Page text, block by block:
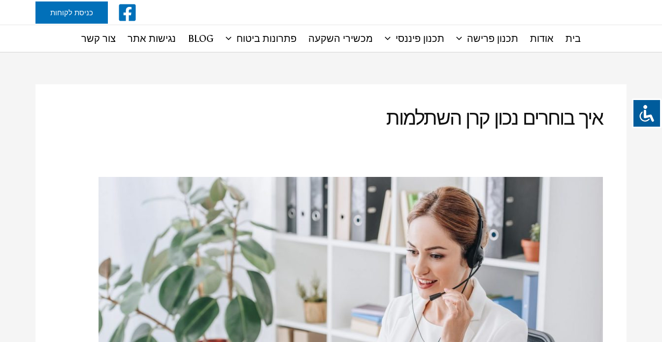
כניסת לקוחות
בית אודות תכנון פרישה תכנון פיננסי מכשירי השקעה פתרונות ביטוח BLOG נגישות אתר צור קשר
איך בוחרים נכון קרן השתלמות